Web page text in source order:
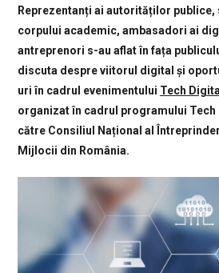
Reprezentanți ai autorităților
corpului academic, ambasadori ai
antreprenori s-au aflat în fața
discuta despre viitorul digital și
uri în cadrul evenimentului Tech
organizat în cadrul programului Tech
către Consiliul Național al
Mijlocii din România.